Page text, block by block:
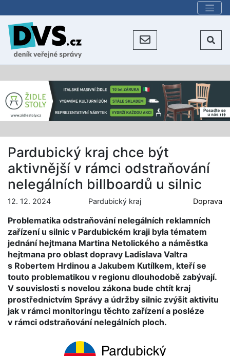
Pardubický kraj chce být
aktivnější v rámci odstraňování
nelegálních billboardů u silnic
12. 12. 2024 Pardubický kraj Doprava
Problematika odstraňování nelegálních reklamních
zařízení u silnic v Pardubickém kraji byla tématem
jednání hejtmana Martina Netolického a náměstka
hejtmana pro oblast dopravy Ladislava Valtra
s Robertem Hrdinou a Jakubem Kutílkem, kteří se
touto problematikou v regionu dlouhodobě zabývají.
V souvislosti s novelou zákona bude chtít kraj
prostřednictvím Správy a údržby silnic zvýšit aktivitu
jak v rámci monitoringu těchto zařízení a posléze
v rámci odstraňování nelegálních ploch.